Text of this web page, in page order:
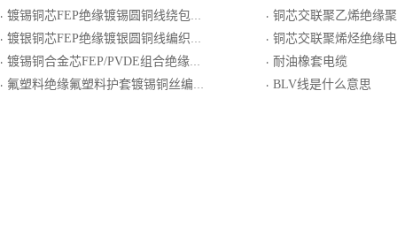
· 镀锡铜芯FEP绝缘镀锡圆铜线绕包屏蔽ETFE护套电线电缆
· 镀银铜芯FEP绝缘镀银圆铜线编织编织屏蔽PI/FEP复合带护套轻型电线电缆
· 镀锡铜合金芯FEP/PVDE组合绝缘镀锡圆铜线编绕包屏蔽PVDE护套电线电缆
· 氟塑料绝缘氟塑料护套镀锡铜丝编织分屏耐热用精密级K分度热电偶用延长型补偿电缆
· 铜芯交联聚乙烯绝缘聚氯乙烯护
· 铜芯交联聚烯烃绝缘
· 耐油橡套电缆
· BLV线是什么意思